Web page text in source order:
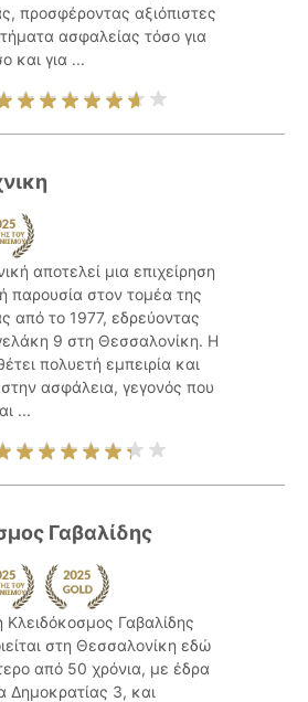
προσφέροντας αξιόπιστες
ασφαλείας τόσο για
και για ...
αποτελεί μια επιχείρηση
παρουσία στον τομέα της
από το 1977, εδρεύοντας
9 στη Θεσσαλονίκη. Η
πολυετή εμπειρία και
στην ασφάλεια, γεγονός που
...
Γαβαλίδης
Κλειδόκοσμος Γαβαλίδης
στη Θεσσαλονίκη εδώ
από 50 χρόνια, με έδρα
Δημοκρατίας 3, και